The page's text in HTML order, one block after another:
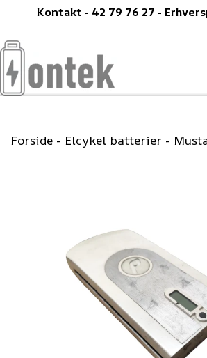
Kontakt - 42 79 76 27 -
Forside Elcykel batterier